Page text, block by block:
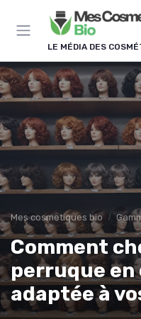
LE MÉDIA DES
Mes cosmetiques bio
Comment
perruque
adaptée à
Panneau de gestion des